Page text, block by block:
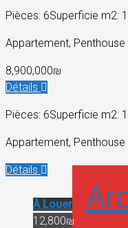
Pièces: 6Superficie m2:
Appartement, Penthouse
8,900,000₪
Détails
Pièces: 6Superficie m2:
Appartement, Penthouse
Détails
À Louer
12,800₪